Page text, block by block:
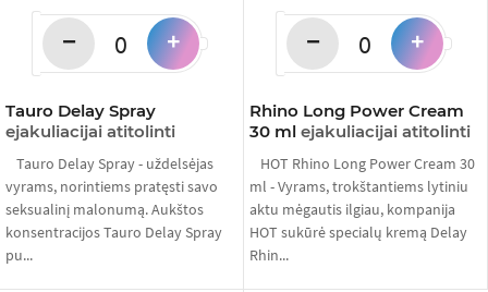
Tauro Delay Spray
ejakuliacijai atitolinti
− +
Tauro Delay Spray - uždelsėjas
vyrams, norintiems pratęsti savo
seksualinį malonumą. Aukštos
konsentracijos Tauro Delay Spray
pu...
Rhino Long Power Cream
30 ml ejakuliacijai atitolinti
− +
HOT Rhino Long Power Cream 30
ml - Vyrams, trokštantiems lytiniu
aktu mėgautis ilgiau, kompanija
HOT sukūrė specialų kremą Delay
Rhin...